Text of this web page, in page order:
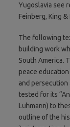
Yugoslavia see
Feinberg, King &
The following
building work
South America.
peace
and persecution
tested for its
Luhmann) to
outline of the